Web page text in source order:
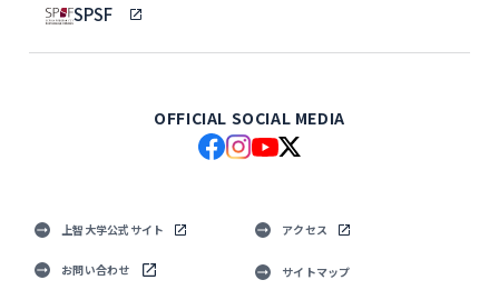
SPSF
OFFICIAL SOCIAL MEDIA
上智大学公式サイト アクセス
お問い合わせ サイトマップ